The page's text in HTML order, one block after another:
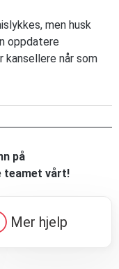
men husk
oppdatere
kansellere når som
på
teamet vårt!
Mer hjelp